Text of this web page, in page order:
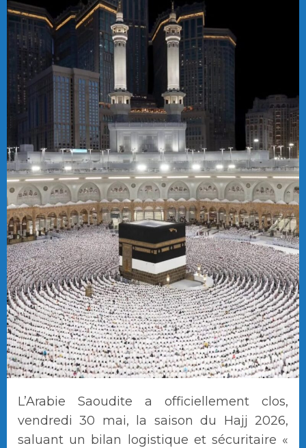
L’Arabie Saoudite a officiellement clos,
vendredi 30 mai, la saison du Hajj 2026,
saluant un bilan logistique et sécuritaire «